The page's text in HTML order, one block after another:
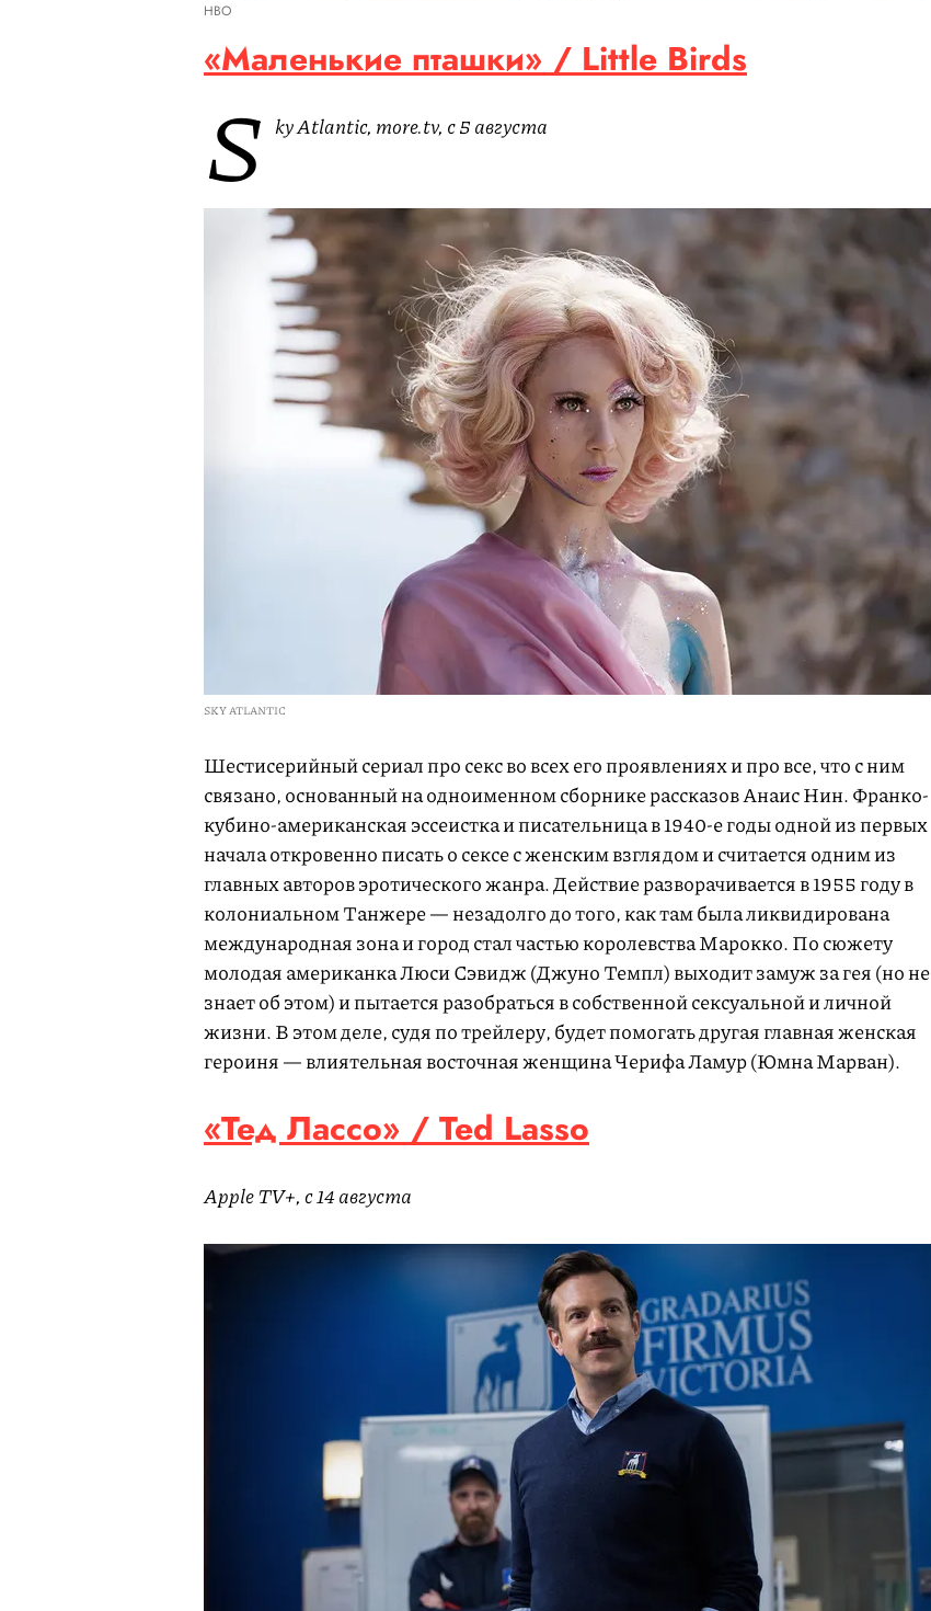
HBO
«Маленькие пташки» / Little Birds
S ky Atlantic, more.tv, с 5 августа
SKY ATLANTIC
Шестисерийный сериал про секс во всех его проявлениях и про все, что с ним
связано, основанный на одноименном сборнике рассказов Анаис Нин. Франко-
кубино-американская эссеистка и писательница в 1940-е годы одной из первых
начала откровенно писать о сексе с женским взглядом и считается одним из
главных авторов эротического жанра. Действие разворачивается в 1955 году в
колониальном Танжере — незадолго до того, как там была ликвидирована
международная зона и город стал частью королевства Марокко. По сюжету
молодая американка Люси Сэвидж (Джуно Темпл) выходит замуж за гея (но не
знает об этом) и пытается разобраться в собственной сексуальной и личной
жизни. В этом деле, судя по трейлеру, будет помогать другая главная женская
героиня — влиятельная восточная женщина Черифа Ламур (Юмна Марван).
«Тед Лассо» / Ted Lasso
Apple TV+, c 14 августа